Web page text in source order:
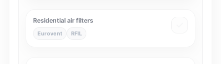
Residential air filters
Eurovent RFIL